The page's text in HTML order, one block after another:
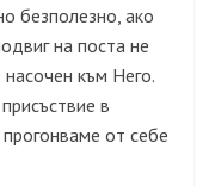
безполезно, ако
на поста не
към Него.
в
от себе